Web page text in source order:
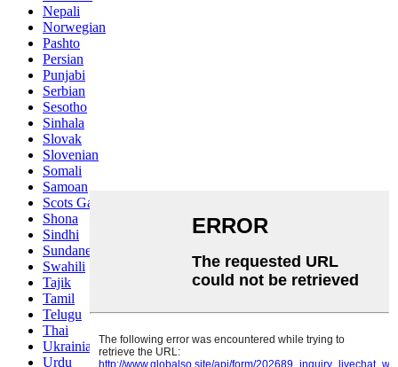
Nepali
Norwegian
Pashto
Persian
Punjabi
Serbian
Sesotho
Sinhala
Slovak
Slovenian
Somali
Samoan
Scots Gaelic
Shona
Sindhi
Sundanese
Swahili
Tajik
Tamil
Telugu
Thai
Ukrainian
Urdu